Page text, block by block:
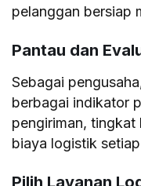
pelanggan bersiap
Pantau dan
Sebagai
berbagai indikator
pengiriman, tingkat
biaya logistik
Pilih Layanan